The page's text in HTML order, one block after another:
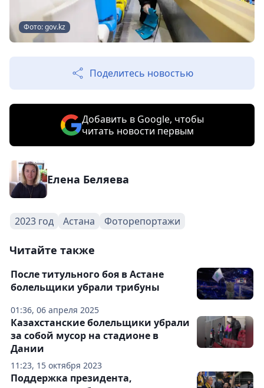
Фото: gov.kz
Поделитесь новостью
Добавить в Google, чтобы
читать новости первым
Елена Беляева
2023 год Астана Фоторепортажи
Читайте также
01:36, 06 апреля 2025
После титульного боя в Астане
болельщики убрали трибуны
11:23, 15 октября 2023
Казахстанские болельщики убрали
за собой мусор на стадионе в
Дании
Поддержка президента,